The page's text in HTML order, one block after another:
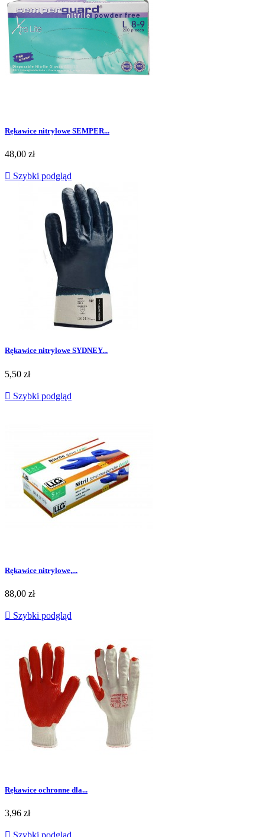
Rękawice nitrylowe SEMPER...
Cena
48,00 zł
 Szybki podgląd
Rękawice nitrylowe SYDNEY...
Cena
5,50 zł
 Szybki podgląd
Rękawice nitrylowe,...
Cena
88,00 zł
 Szybki podgląd
Rękawice ochronne dla...
Cena
3,96 zł